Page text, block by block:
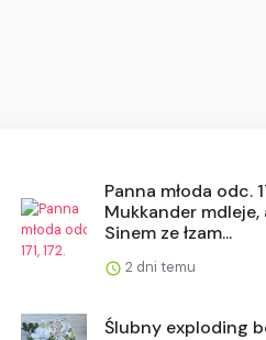
Panna młoda odc.
Mukkander mdleje,
Sinem ze łzam...
2 dni temu
Ślubny exploding